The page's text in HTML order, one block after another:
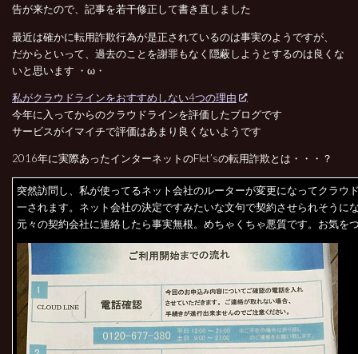
告が来たので、記事を若干修正して書き直しました
最近は確かに転用詐欺行為が是正されているのは事実のようですが、
だからといって、過去のことを謝罪もなく隠蔽しようとするのは良くな
いと思います ・ω・
私がクラウドラインをおすすめしない4つの理由
今年に入ってからのクラウドラインを評価したブログです
サービスがイマイチで評価はあまり良くないようです
2016年に実際あったインターネットのFlet’sの転用詐欺とは・・・？
突然訪問し、私が使ってるネット会社のルーターが変更になってクラウ
一されます。ネット会社の決定ですみたいな文句で契約させられそうに
元々の契約会社に連絡したら事実無根。めちゃくちゃ悪質です。お気を